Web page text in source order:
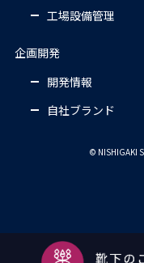
工場設備管理
企画開発
開発情報
自社ブランド
© NISHIGAKI